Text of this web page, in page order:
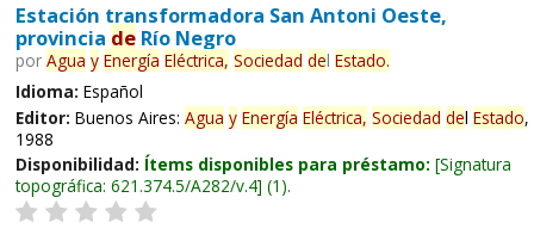
Estación transformadora San Antoni Oeste,
provincia deRío Negro
por Agua y Energía Eléctrica, Sociedad del Estado.
Idioma: Español
Editor: Buenos Aires: Agua y Energía Eléctrica, Sociedad del Estado,
1988
Disponibilidad: Ítems disponibles para préstamo: Signatura
topográfica: 621.374.5/A282/v.4 (1).